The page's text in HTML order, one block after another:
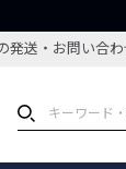
送・お問い合わ